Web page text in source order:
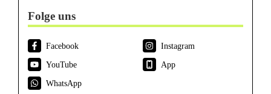
Folge uns
Facebook
Instagram
YouTube
App
WhatsApp